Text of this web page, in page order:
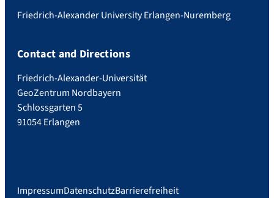
Friedrich-Alexander University Erlangen-Nuremberg
Contact and Directions
Friedrich-Alexander-Universität
GeoZentrum Nordbayern
Schlossgarten 5
91054 Erlangen
ImpressumDatenschutzBarrierefreiheit